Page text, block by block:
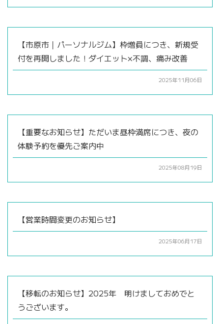
【市原市｜パーソナルジム】枠増員につき、新規受
付を再開しました！ダイエット×不調、痛み改善
2025年11月06日
【重要なお知らせ】ただいま昼枠満席につき、夜の
体験予約を優先ご案内中
2025年08月19日
【営業時間変更のお知らせ】
2025年06月17日
【移転のお知らせ】2025年 明けましておめでと
うございます。